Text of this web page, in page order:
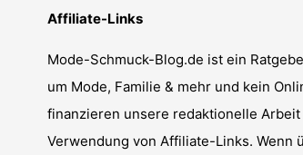
Affiliate-Links
Mode-Schmuck-Blog.de ist ein
um Mode, Familie & mehr und kein
finanzieren unsere redaktionelle
Verwendung von Affiliate-Links. Wenn